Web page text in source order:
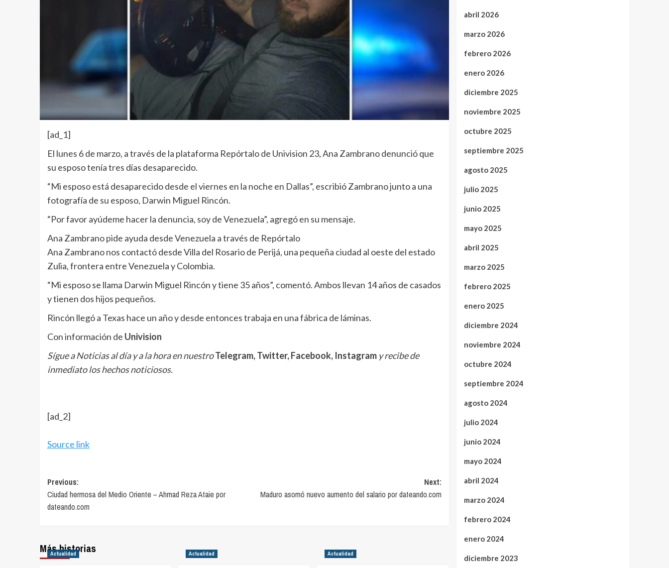
[ad_1]
El lunes 6 de marzo, a través de la plataforma Repórtalo de Univision 23, Ana Zambrano denunció que
su esposo tenía tres días desaparecido.
“Mi esposo está desaparecido desde el viernes en la noche en Dallas”, escribió Zambrano junto a una
fotografía de su esposo, Darwin Miguel Rincón.
“Por favor ayúdeme hacer la denuncia, soy de Venezuela”, agregó en su mensaje.
Ana Zambrano pide ayuda desde Venezuela a través de Repórtalo
Ana Zambrano nos contactó desde Villa del Rosario de Perijá, una pequeña ciudad al oeste del estado
Zulia, frontera entre Venezuela y Colombia.
“Mi esposo se llama Darwin Miguel Rincón y tiene 35 años”, comentó. Ambos llevan 14 años de casados
y tienen dos hijos pequeños.
Rincón llegó a Texas hace un año y desde entonces trabaja en una fábrica de láminas.
Con información de Univision
Sígue a Noticias al día y a la hora ennuestroTelegram, Twitter,Facebook, Instagram y recibe de
inmediato los hechos noticiosos.
[ad_2]
Source link
Post
navigation
Previous:
Ciudad hermosa del Medio Oriente – Ahmad Reza Ataie por
dateando.com
Next:
Maduro asomó nuevo aumento del salario por dateando.com
Más historias
Actualidad Actualidad Actualidad
abril 2026
marzo 2026
febrero 2026
enero 2026
diciembre 2025
noviembre 2025
octubre 2025
septiembre 2025
agosto 2025
julio 2025
junio 2025
mayo 2025
abril 2025
marzo 2025
febrero 2025
enero 2025
diciembre 2024
noviembre 2024
octubre 2024
septiembre 2024
agosto 2024
julio 2024
junio 2024
mayo 2024
abril 2024
marzo 2024
febrero 2024
enero 2024
diciembre 2023